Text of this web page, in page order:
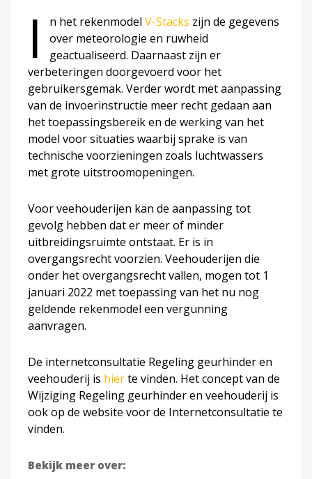
I n het rekenmodel V-Stacks zijn de gegevens
over meteorologie en ruwheid
geactualiseerd. Daarnaast zijn er
verbeteringen doorgevoerd voor het
gebruikersgemak. Verder wordt met aanpassing
van de invoerinstructie meer recht gedaan aan
het toepassingsbereik en de werking van het
model voor situaties waarbij sprake is van
technische voorzieningen zoals luchtwassers
met grote uitstroomopeningen.
Voor veehouderijen kan de aanpassing tot
gevolg hebben dat er meer of minder
uitbreidingsruimte ontstaat. Er is in
overgangsrecht voorzien. Veehouderijen die
onder het overgangsrecht vallen, mogen tot 1
januari 2022 met toepassing van het nu nog
geldende rekenmodel een vergunning
aanvragen.
De internetconsultatie Regeling geurhinder en
veehouderij is hierte vinden. Het concept van de
Wijziging Regeling geurhinder en veehouderij is
ook op de website voor de Internetconsultatie te
vinden.
Bekijk meer over: